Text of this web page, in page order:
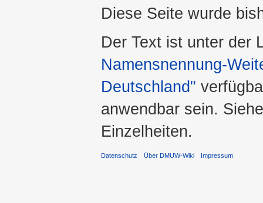
Diese Seite wurde
Der Text ist unter der
Namensnennung-
Deutschland"
anwendbar sein.
Einzelheiten.
Datenschutz Über DMUW-Wiki Impressum